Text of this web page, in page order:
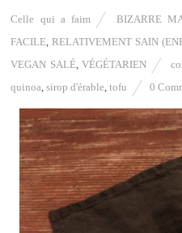
Celle qui a faim BIZARRE
FACILE ,RELATIVEMENT SAIN
VEGAN SALÉ,VÉGÉTARIEN
quinoa ,sirop d'érable ,tofu 0